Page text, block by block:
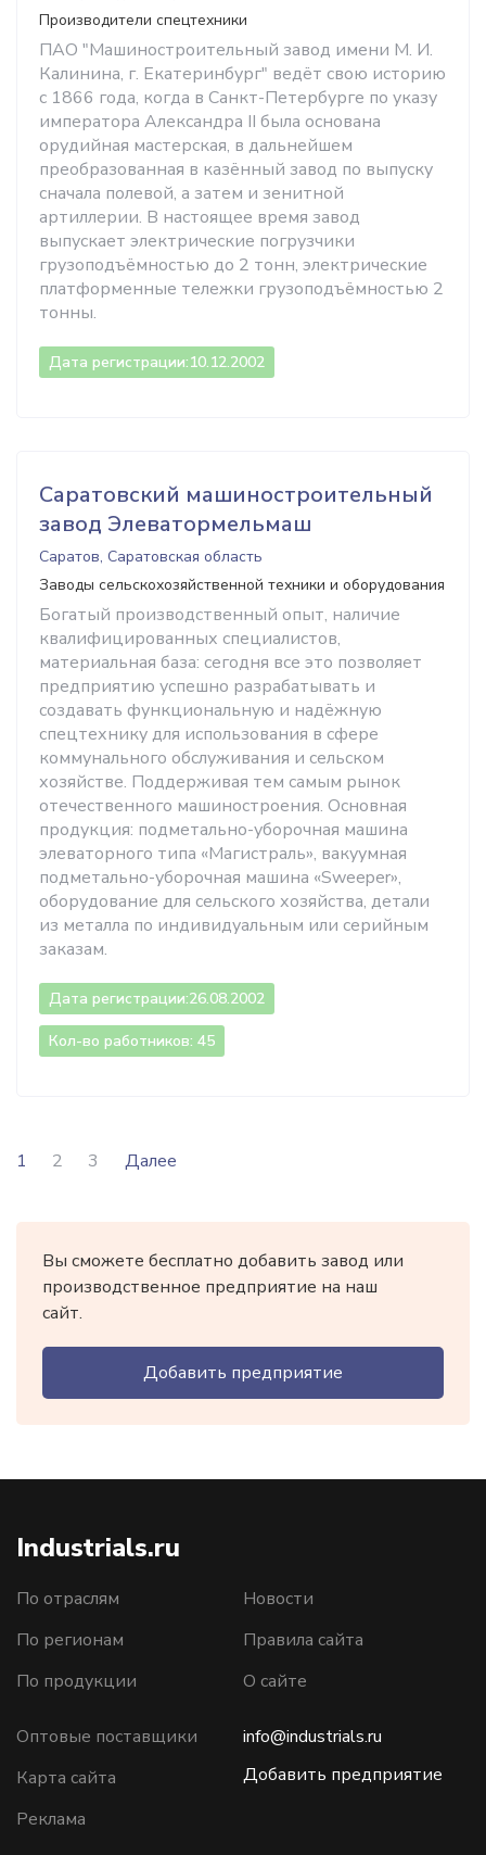
Производители спецтехники
ПАО "Машиностроительный завод имени М. И.
Калинина, г. Екатеринбург" ведёт свою историю
с 1866 года, когда в Санкт-Петербурге по указу
императора Александра II была основана
орудийная мастерская, в дальнейшем
преобразованная в казённый завод по выпуску
сначала полевой, а затем и зенитной
артиллерии. В настоящее время завод
выпускает электрические погрузчики
грузоподъёмностью до 2 тонн, электрические
платформенные тележки грузоподъёмностью 2
тонны.
Дата регистрации:10.12.2002
Саратовский машиностроительный
завод Элеватормельмаш
Саратов, Саратовская область
Заводы сельскохозяйственной техники и оборудования
Богатый производственный опыт, наличие
квалифицированных специалистов,
материальная база: сегодня все это позволяет
предприятию успешно разрабатывать и
создавать функциональную и надёжную
спецтехнику для использования в сфере
коммунального обслуживания и сельском
хозяйстве. Поддерживая тем самым рынок
отечественного машиностроения. Основная
продукция: подметально-уборочная машина
элеваторного типа «Магистраль», вакуумная
подметально-уборочная машина «Sweeper»,
оборудование для сельского хозяйства, детали
из металла по индивидуальным или серийным
заказам.
Дата регистрации:26.08.2002
Кол-во работников: 45
1 2 3 Далее
Вы сможете бесплатно добавить завод или
производственное предприятие на наш
сайт.
Добавить предприятие
Industrials.ru
По отраслям
По регионам
По продукции
Новости
Правила сайта
О сайте
Оптовые поставщики
Карта сайта
Реклама
info@industrials.ru
Добавить предприятие